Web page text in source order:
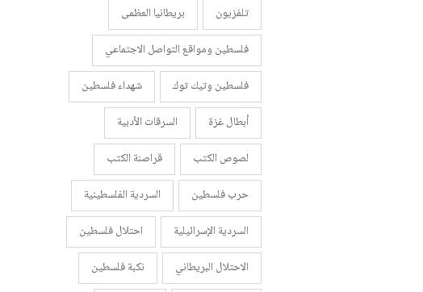
تلفزيون
بريطانيا العظمى
فلسطين ومواقع التواصل الاجتماعي
فلسطين وتيك توك
شهداء فلسطين
أبطال غزة
السرقات الأدبية
لصوص الكتب
قراصنة الكتب
حرب فلسطين
السردية الفلسطينية
السردية الإسرائيلية
احتلال فلسطين
الاحتلال البريطاني
نكبة فلسطين